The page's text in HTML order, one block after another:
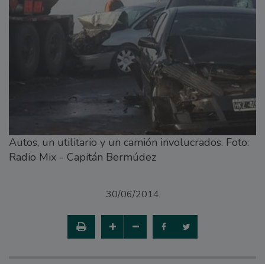
Autos, un utilitario y un camión involucrados. Foto:
Radio Mix - Capitán Bermúdez
30/06/2014